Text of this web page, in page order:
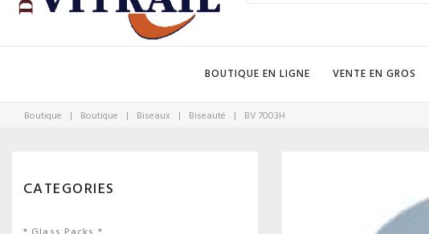
BOUTIQUE EN LIGNE VENTE EN GROS
Boutique | Boutique | Biseaux | Biseauté | BV 7003H
CATEGORIES